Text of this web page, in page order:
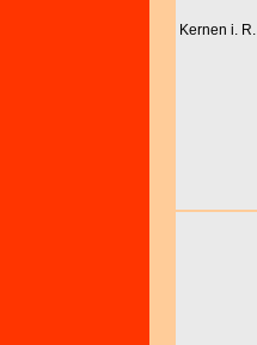
Kernen i. R.